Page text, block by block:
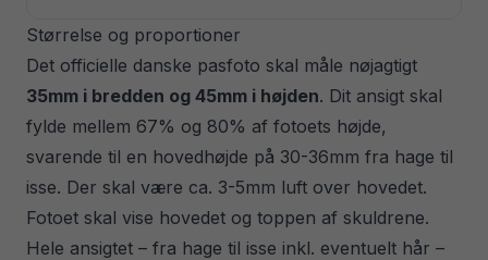
Størrelse og proportioner
Det officielle danske pasfoto skal måle nøjagtigt
35mm i bredden og 45mm i højden. Dit ansigt skal
fylde mellem 67% og 80% af fotoets højde,
svarende til en hovedhøjde på 30-36mm fra hage til
isse. Der skal være ca. 3-5mm luft over hovedet.
Fotoet skal vise hovedet og toppen af skuldrene.
Hele ansigtet – fra hage til isse inkl. eventuelt hår –